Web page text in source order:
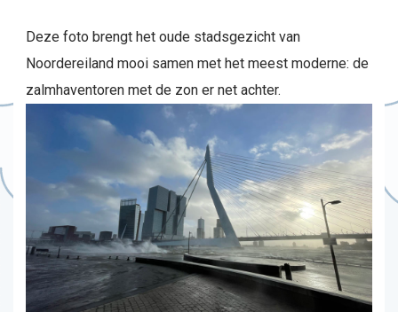
Deze foto brengt het oude stadsgezicht van
Noordereiland mooi samen met het meest moderne: de
zalmhaventoren met de zon er net achter.